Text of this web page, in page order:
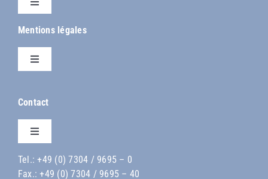
Historique de l’entreprise
Toggle
Boutique en ligne ProLux
Mentions légales
Toggle
Déclaration de confidentialité
Contact
Toggle
Contact
Tel.:+49 (0) 7304 / 9695 – 0
Fax.: +49 (0) 7304 / 9695 – 40